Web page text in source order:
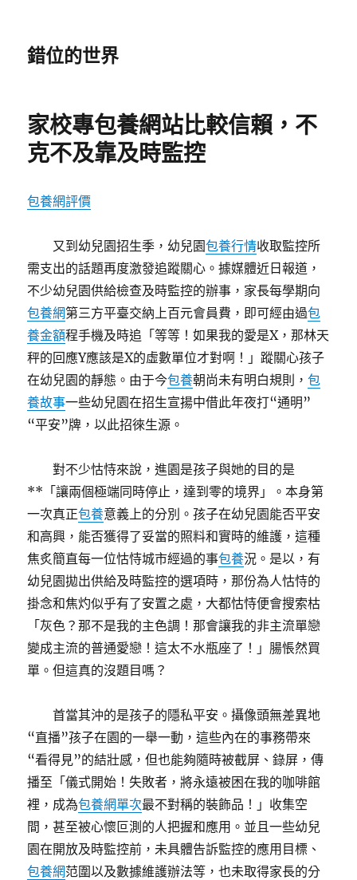
錯位的世界
家校專包養網站比較信賴，不
克不及靠及時監控
包養網評價
又到幼兒園招生季，幼兒園包養行情收取監控所
需支出的話題再度激發追蹤關心。據媒體近日報道，
不少幼兒園供給檢查及時監控的辦事，家長每學期向
包養網第三方平臺交納上百元會員費，即可經由過包
養金額程手機及時追「等等！如果我的愛是X，那林天
秤的回應Y應該是X的虛數單位才對啊！」蹤關心孩子
在幼兒園的靜態。由于今包養朝尚未有明白規則，包
養故事一些幼兒園在招生宣揚中借此年夜打“通明”
“平安”牌，以此招徠生源。
對不少怙恃來說，進園是孩子與她的目的是
**「讓兩個極端同時停止，達到零的境界」。本身第
一次真正包養意義上的分別。孩子在幼兒園能否平安
和高興，能否獲得了妥當的照料和實時的維護，這種
焦炙簡直每一位怙恃城市經過的事包養況。是以，有
幼兒園拋出供給及時監控的選項時，那份為人怙恃的
掛念和焦灼似乎有了安置之處，大都怙恃便會搜索枯
「灰色？那不是我的主色調！那會讓我的非主流單戀
變成主流的普通愛戀！這太不水瓶座了！」腸悵然買
單。但這真的沒題目嗎？
首當其沖的是孩子的隱私平安。攝像頭無差異地
“直播”孩子在園的一舉一動，這些內在的事務帶來
“看得見”的結壯感，但也能夠隨時被截屏、錄屏，傳
播至「儀式開始！失敗者，將永遠被困在我的咖啡館
裡，成為包養網單次最不對稱的裝飾品！」收集空
間，甚至被心懷叵測的人把握和應用。並且一些幼兒
園在開放及時監控前，未具體告訴監控的應用目標、
包養網范圍以及數據維護辦法等，也未取得家長的分